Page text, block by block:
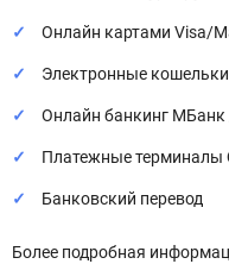
Онлайн картами Visa/
Электронные
Онлайн банкинг
Платежные терминалы
Банковский перевод
Более подробная